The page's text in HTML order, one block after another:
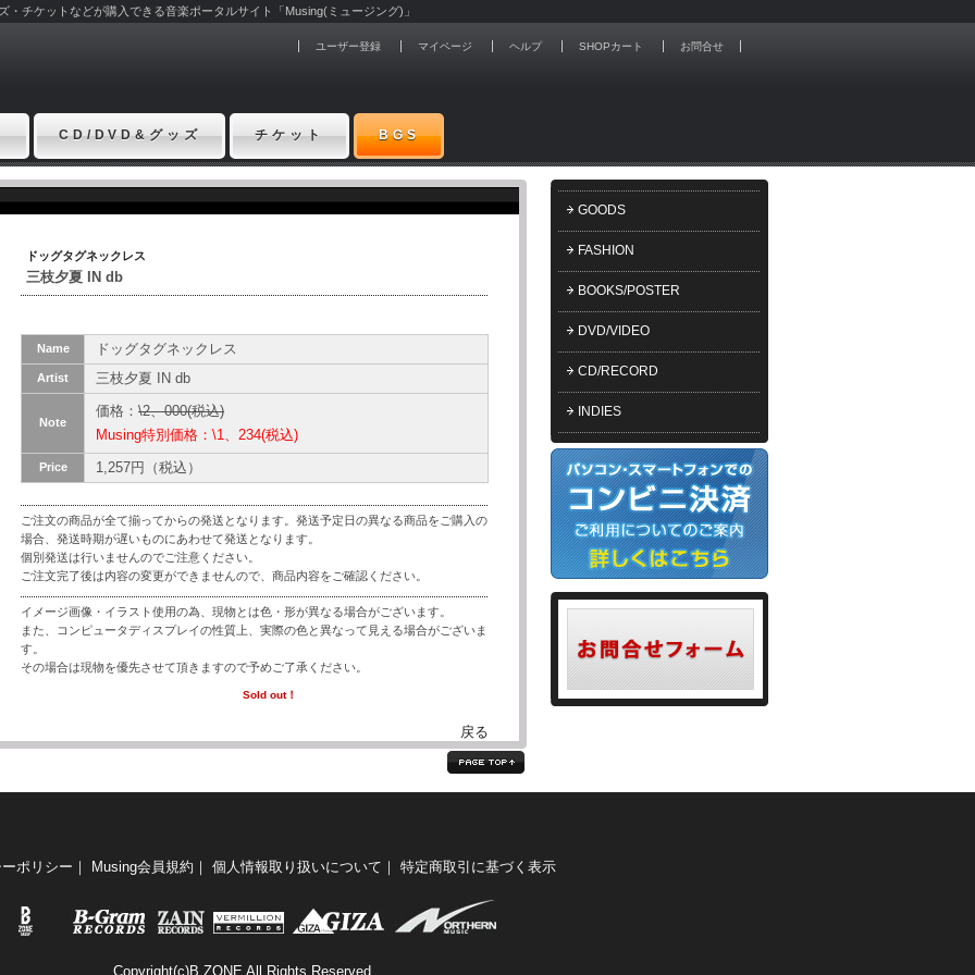
チケットなどが購入できる音楽ポータルサイト「Musing(ミュージング)」
ユーザー登録 マイページ ヘルプ SHOPカート お問合せ
CD/DVD&グッズ チケット BGS
GOODS
FASHION
BOOKS/POSTER
DVD/VIDEO
CD/RECORD
INDIES
ドッグタグネックレス
三枝夕夏 IN db
Name ドッグタグネックレス
Artist 三枝夕夏 IN db
Note
価格： \2、000(税込)
Musing特別価格：\1、234(税込)
Price 1,257円（税込）
ご注文の商品が全て揃ってからの発送となります。発送予定日の異なる商品をご購入の
場合、発送時期が遅いものにあわせて発送となります。
個別発送は行いませんのでご注意ください。
ご注文完了後は内容の変更ができませんので、商品内容をご確認ください。
イメージ画像・イラスト使用の為、現物とは色・形が異なる場合がございます。
また、コンピュータディスプレイの性質上、実際の色と異なって見える場合がございま
す。
その場合は現物を優先させて頂きますので予めご了承ください。
Sold out！
戻る
ポリシー ｜ Musing会員規約 ｜ 個人情報取り扱いについて ｜ 特定商取引に基づく表示
Copyright(c)B ZONE All Rights Reserved.